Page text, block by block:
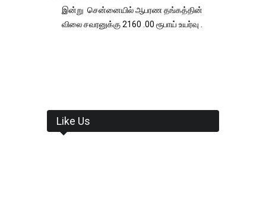
இன்று சென்னையில் ஆபரண தங்கத்தின்
விலை சவரனுக்கு 2160 .00 ரூபாய் உயர்வு .
Like Us